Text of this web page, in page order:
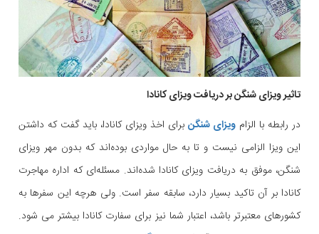
تاثیر ویزای شنگن بر دریافت ویزای کانادا
در رابطه با الزام ویزای شنگن برای اخذ ویزای کانادا، باید گفت که داشتن
این ویزا الزامی نیست و تا به حال مواردی بوده‌اند که بدون مهر ویزای
شنگن، موفق به دریافت ویزای کانادا شده‌اند. مسئله‌ای که اداره مهاجرت
کانادا بر آن تاکید بسیار دارد، سابقه سفر است. ولی هرچه این سفرها به
کشورهای معتبرتر باشد، اعتبار شما نیز برای سفارت کانادا بیشتر می شود.